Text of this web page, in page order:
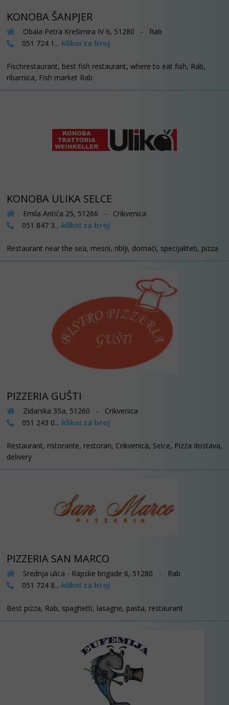
KONOBA ŠANPJER
Obala Petra Krešimira IV 6, 51280 - Rab
051 724 1... klikni za broj
Fischrestaurant, best fish restaurant, where to eat fish, Rab,
ribarnica, Fish market Rab
KONOBA ULIKA SELCE
Emila Antića 25, 51266 - Crikvenica
051 847 3... klikni za broj
Restaurant near the sea, mesni, riblji, domaći, specijaliteti, pizza
PIZZERIA GUŠTI
Zidarska 35a, 51260 - Crikvenica
051 243 0... klikni za broj
Restaurant, ristorante, restoran, Crikvenica, Selce, Pizza dostava,
delivery
PIZZERIA SAN MARCO
Srednja ulica - Rapske brigade 6, 51280 - Rab
051 724 8... klikni za broj
Best pizza, Rab, spaghetti, lasagne, pasta, restaurant